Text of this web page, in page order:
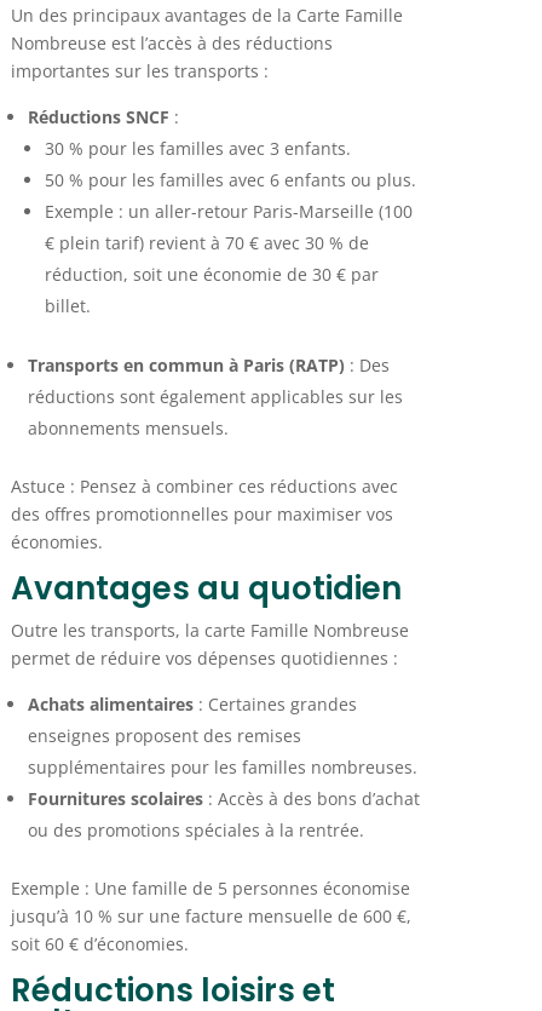
Un des principaux avantages de la Carte Famille
Nombreuse est l’accès à des réductions
importantes sur les transports :
Réductions SNCF :
30 % pour les familles avec 3 enfants.
50 % pour les familles avec 6 enfants ou plus.
Exemple : un aller-retour Paris-Marseille (100
€ plein tarif) revient à 70 € avec 30 % de
réduction, soit une économie de 30 € par
billet.
Transports en commun à Paris (RATP) : Des
réductions sont également applicables sur les
abonnements mensuels.
Astuce : Pensez à combiner ces réductions avec
des offres promotionnelles pour maximiser vos
économies.
Avantages au quotidien
Outre les transports, la carte Famille Nombreuse
permet de réduire vos dépenses quotidiennes :
Achats alimentaires: Certaines grandes
enseignes proposent des remises
supplémentaires pour les familles nombreuses.
Fournitures scolaires: Accès à des bons d’achat
ou des promotions spéciales à la rentrée.
Exemple : Une famille de 5 personnes économise
jusqu’à 10 % sur une facture mensuelle de 600 €,
soit 60 € d’économies.
Réductions loisirs et